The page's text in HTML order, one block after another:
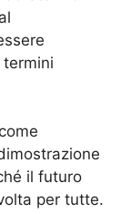
il futuro
per tutte.